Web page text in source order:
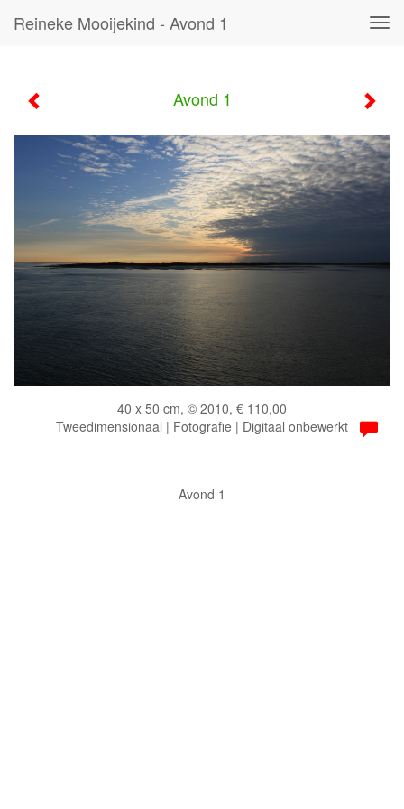
Reineke Mooijekind - Avond 1
Avond 1
40 x 50 cm, © 2010, € 110,00
Tweedimensionaal | Fotografie | Digitaal onbewerkt
Avond 1